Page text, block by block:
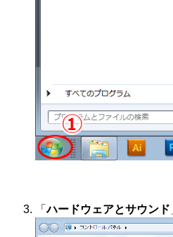
「ハードウェアとサウンド